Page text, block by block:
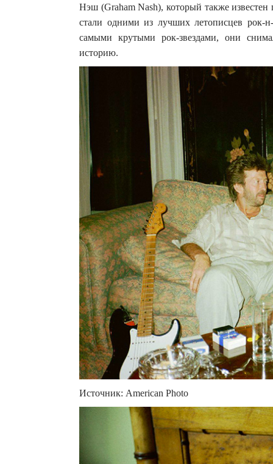
Нэш (Graham Nash), который также
стали одними из лучших летописцев рок-
самыми крутыми рок-звездами, они
историю.
Источник: American Photo